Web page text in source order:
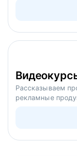
Рассказываем
рекламные